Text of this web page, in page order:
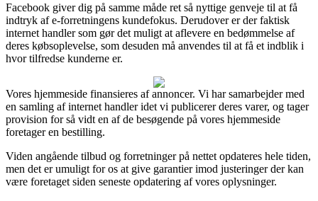
Facebook giver dig på samme måde ret så nyttige genveje til at få
indtryk af e-forretningens kundefokus. Derudover er der faktisk
internet handler som gør det muligt at aflevere en bedømmelse af
deres købsoplevelse, som desuden må anvendes til at få et indblik i
hvor tilfredse kunderne er.
Vores hjemmeside finansieres af annoncer. Vi har samarbejder med
en samling af internet handler idet vi publicerer deres varer, og tager
provision for så vidt en af de besøgende på vores hjemmeside
foretager en bestilling.
Viden angående tilbud og forretninger på nettet opdateres hele tiden,
men det er umuligt for os at give garantier imod justeringer der kan
være foretaget siden seneste opdatering af vores oplysninger.